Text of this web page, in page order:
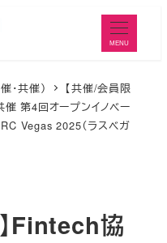
MENU
・共催）
【共催/会員限
第4回オープンイノベー
Vegas 2025（ラスベガ
Fintech協